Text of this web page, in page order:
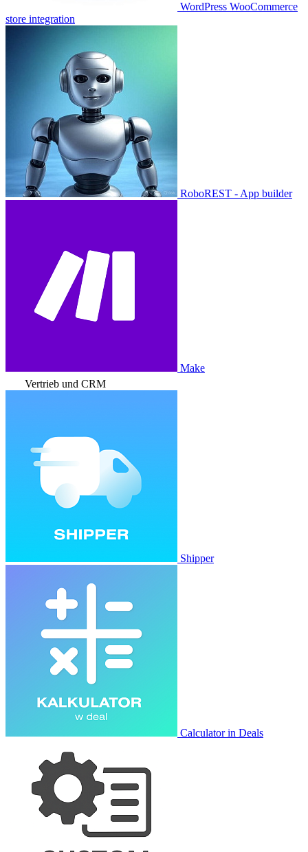
WordPress WooCommerce
store integration
RoboREST - App builder
Make
Vertrieb und CRM
Shipper
Calculator in Deals